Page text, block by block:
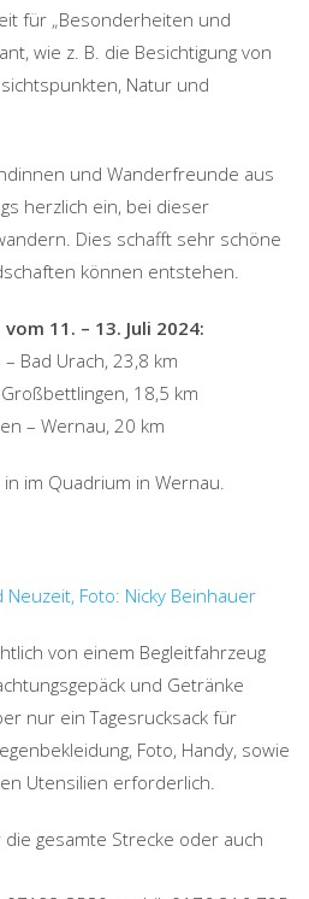
für „Besonderheiten und
wie z. B. die Besichtigung von
Natur und
und Wanderfreunde aus
herzlich ein, bei dieser
Dies schafft sehr schöne
können entstehen.
11. – 13. Juli 2024:
Bad Urach, 23,8 km
18,5 km
– Wernau, 20 km
im Quadrium in Wernau.
von einem Begleitfahrzeug
und Getränke
nur ein Tagesrucksack für
Foto, Handy, sowie
Utensilien erforderlich.
gesamte Strecke oder auch